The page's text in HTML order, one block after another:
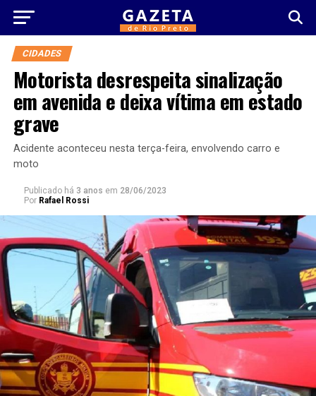
CIDADES
Motorista desrespeita sinalização
em avenida e deixa vítima em estado
grave
Acidente aconteceu nesta terça-feira, envolvendo carro e
moto
Publicado há 3 anos em 28/06/2023
Por Rafael Rossi